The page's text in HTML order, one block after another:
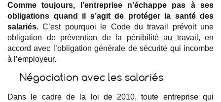
Comme toujours, l’entreprise n’échappe pas à ses
obligations quand il s’agit de protéger la santé des
salariés. C’est pourquoi le Code du travail prévoit une
obligation de prévention de la pénibilité au travail , en
accord avec l’obligation générale de sécurité qui incombe
à l’employeur.
Négociation avec les salariés
Dans le cadre de la loi de 2010, toute entreprise qui